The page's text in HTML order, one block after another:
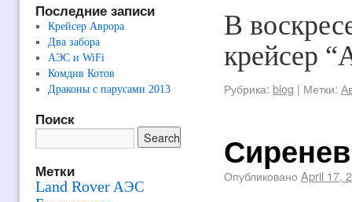
Последние записи
Крейсер Аврора
Два забора
АЭС и WiFi
Комдив Котов
Драконы с парусами 2013
Поиск
Метки
Land Rover АЭС
В
крейсер
Рубрика: blog | Метки:
Опубликовано April 17,